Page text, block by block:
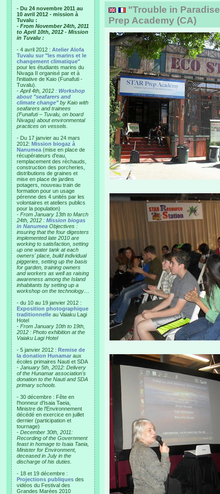
- Du 24 novembre 2011 au
10 avril 2012 - mission à
Tuvalu :
- From November 24th, 2011
to April 10th, 2012 - Mission
in Tuvalu :
- 4 avril 2012 : Atelier Alofa
Tuvalu sur "les marins et le
changement climatique"
pour les étudiants marins du
Nivaga II organisé par et à
l'initiative de Kaio (Funafuti -
Tuvalu).
- April 4th, 2012 : Workshop
about "seafarers and
climate change"by Kaio with
seafarers and trainees
(Funafuti – Tuvalu, on board
Nivaga) about environmental
practices on vessels.
- Du 17 janvier au 24 mars
2012: Mission biogaz à
Nanumea (mise en place de
récupérateurs d'eau,
remplacement des réchauds,
construction des porcheries,
distributions de graines et
mise en place de jardins
potagers, nouveau train de
formation pour un usage
pérenne des 4 unités par les
volontaires et ateliers publics
pour la population)
- From January 13th to March
24th, 2012 : Mission biogas
in Nanumea Objectives :
insuring that the four digesters
implemented late 2010 are
working to satisfaction, setting
up one water tank at each
owners' place, build individual
piggeries, setting up the basis
for garden, training owners
and workers as well as raising
awareness among the Island
inhabitants by setting up a
workshop on the technology…
- du 10 au 19 janvier 2012 :
Exposition photographique
traditionnelle au Vaiaku Lagi
Hotel
- From January 10th to 19th,
2012 : Photo exhibition at the
Vaiaku Lagi Hotel
- 5 janvier 2012 : Remise de
la donation Hunamar aux
écoles primaires Nauti et SDA
- January 5th, 2012: Delivery
of the Hunamar association's
donation to the Nauti and SDA
primary schools.
- 30 décembre : Fête en
l'honneur d'Isaia Taeia,
Ministre de l'Environnement
décédé en exercice en juillet
dernier (participation et
tournage)
- December 30th, 2011:
Recording of the Government
feast in homage to Isaia Taeia,
Minister for Environment,
deceased in July in the
discharge of his duties.
- 18 et 19 décembre :
Projections publiques des
vidéos du Festival des
Grandes Marées 2010
"Trouble in
Prep Academy (CA)